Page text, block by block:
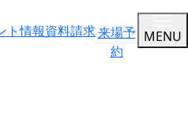
ト情報資料請求来場予
約
MENU